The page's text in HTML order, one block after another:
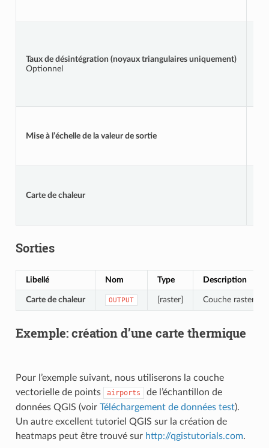
Taux de désintégration (noyaux triangulaires uniquement)
Optionnel
Mise à l’échelle de la valeur de sortie
Carte de chaleur
Sorties
Libellé Nom Type Description
Carte de chaleur OUTPUT [raster] Couche raster
Exemple: création d’une carte thermique
Pour l’exemple suivant, nous utiliserons la couche
vectorielle de points
airports
de l’échantillon de
données QGIS (voir Téléchargement de données test).
Un autre excellent tutoriel QGIS sur la création de
heatmaps peut être trouvé sur http://qgistutorials.com.